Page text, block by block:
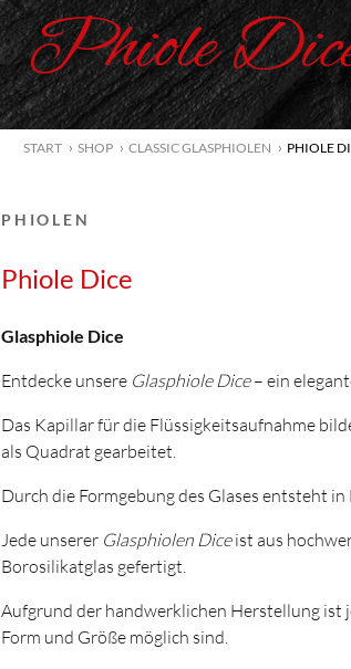
Phiole
START SHOP CLASSIC GLASPHIOLEN PHIOLE
PHIOLEN
Phiole Dice
Glasphiole Dice
Entdecke unsere Glasphiole Dice– ein
Das Kapillar für die Flüssigkeitsaufnahme
als Quadrat gearbeitet.
Durch die Formgebung des Glases entsteht
Jede unserer Glasphiolen Diceist aus
Borosilikatglas gefertigt.
Aufgrund der handwerklichen Herstellung ist
Form und Größe möglich sind.